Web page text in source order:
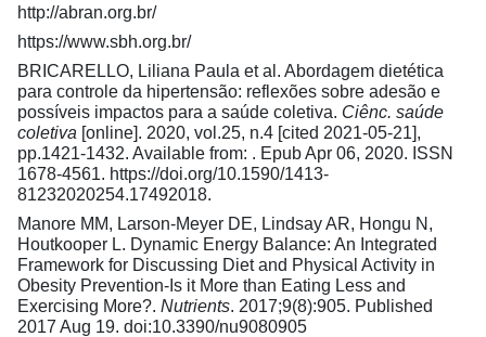
http://abran.org.br/
https://www.sbh.org.br/
BRICARELLO, Liliana Paula et al. Abordagem dietética
para controle da hipertensão: reflexões sobre adesão e
possíveis impactos para a saúde coletiva. Ciênc. saúde
coletiva [online]. 2020, vol.25, n.4 [cited 2021-05-21],
pp.1421-1432. Available from: . Epub Apr 06, 2020. ISSN
1678-4561. https://doi.org/10.1590/1413-
81232020254.17492018.
Manore MM, Larson-Meyer DE, Lindsay AR, Hongu N,
Houtkooper L. Dynamic Energy Balance: An Integrated
Framework for Discussing Diet and Physical Activity in
Obesity Prevention-Is it More than Eating Less and
Exercising More?. Nutrients. 2017;9(8):905. Published
2017 Aug 19. doi:10.3390/nu9080905